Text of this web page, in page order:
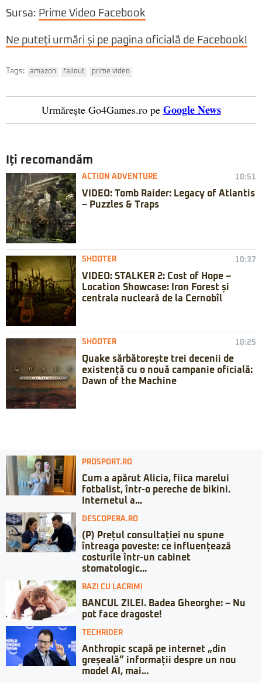
Sursa: Prime Video Facebook
Ne puteți urmări și pe pagina oficială de Facebook!
Tags: amazon fallout prime video
Urmărește Go4Games.ro pe Google News
Iți recomandăm
ACTION ADVENTURE 10:51
VIDEO: Tomb Raider: Legacy of Atlantis
– Puzzles & Traps
SHOOTER 10:37
VIDEO: STALKER 2: Cost of Hope –
Location Showcase: Iron Forest și
centrala nucleară de la Cernobîl
SHOOTER 10:25
Quake sărbătorește trei decenii de
existență cu o nouă campanie oficială:
Dawn of the Machine
PROSPORT.RO
Cum a apărut Alicia, fiica marelui
fotbalist, într-o pereche de bikini.
Internetul a...
DESCOPERA.RO
(P) Prețul consultației nu spune
întreaga poveste: ce influențează
costurile într-un cabinet
stomatologic...
RAZI CU LACRIMI
BANCUL ZILEI. Badea Gheorghe: – Nu
pot face dragoste!
TECHRIDER
Anthropic scapă pe internet „din
greșeală” informații despre un nou
model AI, mai...